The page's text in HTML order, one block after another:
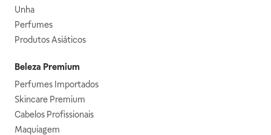
Unha
Perfumes
Produtos Asiáticos
Beleza Premium
Perfumes Importados
Skincare Premium
Cabelos Profissionais
Maquiagem